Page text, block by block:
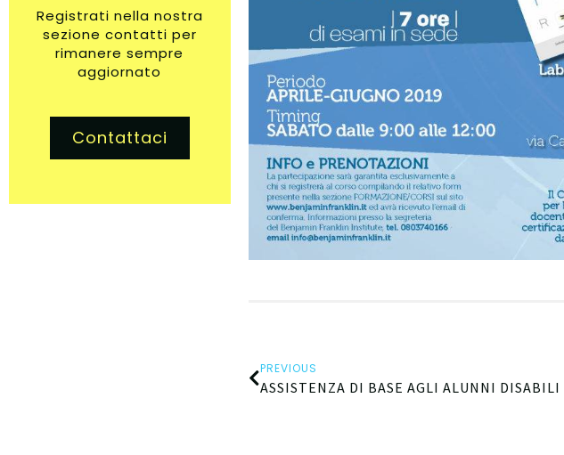
Registrati nella nostra
sezione contatti per
rimanere sempre
aggiornato
Contattaci
PREVIOUS
ASSISTENZA DI BASE AGLI ALUNNI DISABILI